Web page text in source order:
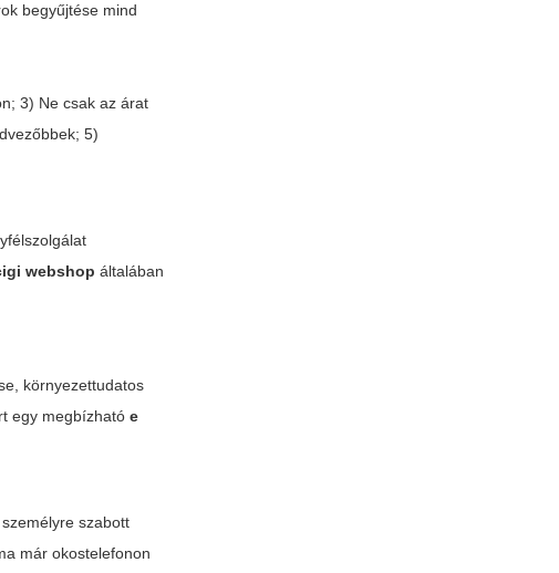
begyűjtése mind
3) Ne csak az árat
5)
webshop általában
környezettudatos
egy megbízhatóe
szabott
már okostelefonon